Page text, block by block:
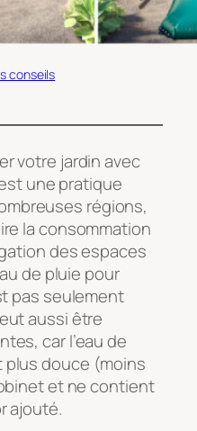
conseils
votre jardin avec
une pratique
régions,
la consommation
des espaces
de pluie pour
pas seulement
aussi être
car l’eau de
douce (moins
et ne contient
ajouté.